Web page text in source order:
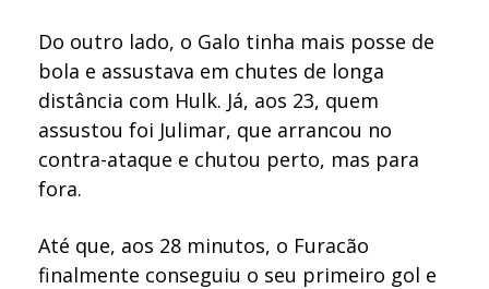
Do outro lado, o Galo tinha mais posse de
bola e assustava em chutes de longa
distância com Hulk. Já, aos 23, quem
assustou foi Julimar, que arrancou no
contra-ataque e chutou perto, mas para
fora.
Até que, aos 28 minutos, o Furacão
finalmente conseguiu o seu primeiro gol e